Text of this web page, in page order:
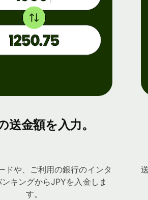
送金額を入力。
ドや、ご利用の銀行のインタ
キングからJPYを入金しま
す。